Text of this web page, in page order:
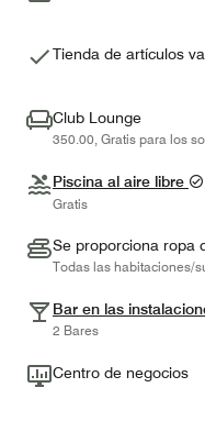
Tienda de artículos
Club Lounge
350.00, Gratis para los
Piscina al aire libre
Gratis
Se proporciona ropa
Todas las habitaciones/
Bar en las
2 Bares
Centro de negocios